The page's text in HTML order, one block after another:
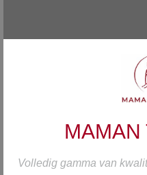
MAMAN
Volledig gamma van